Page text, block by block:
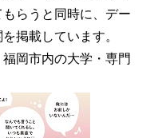
らうと同時に、デー
掲載しています。
岡市内の大学・専門